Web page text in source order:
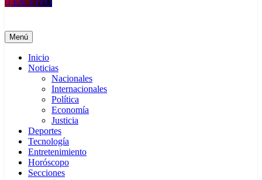
EN VIVO
Menú
Inicio
Noticias
Nacionales
Internacionales
Política
Economía
Justicia
Deportes
Tecnología
Entretenimiento
Horóscopo
Secciones